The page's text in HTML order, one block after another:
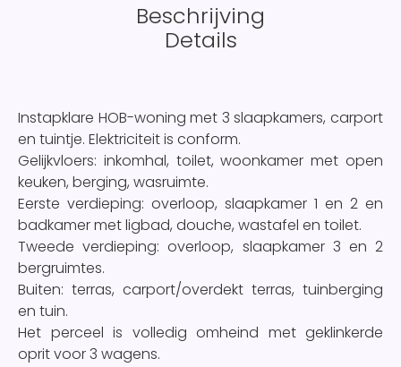
Beschrijving
Details
Instapklare HOB-woning met 3 slaapkamers, carport
en tuintje. Elektriciteit is conform.
Gelijkvloers: inkomhal, toilet, woonkamer met open
keuken, berging, wasruimte.
Eerste verdieping: overloop, slaapkamer 1 en 2 en
badkamer met ligbad, douche, wastafel en toilet.
Tweede verdieping: overloop, slaapkamer 3 en 2
bergruimtes.
Buiten: terras, carport/overdekt terras, tuinberging
en tuin.
Het perceel is volledig omheind met geklinkerde
oprit voor 3 wagens.